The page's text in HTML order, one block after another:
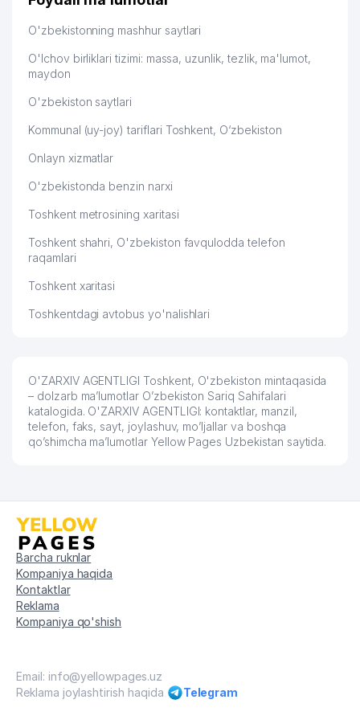
49
KORXONASI
50 ELSIS SAFETY MChJ 713 м
51
XLEBUSHKINA NOMIDAGI 22- chi
MEHRIBONLIK UYI
53
CHILONZOR TUMANI SUDI
NAQQOSHLIK-DIYOR UY-JOY MULK
SHIRKATI
55
DEMOKRATIK PARTIYASI
58
RECCA VAKOLATXONA
VAKOLATXONA
791 м
59
2-CHARХ KAMOLON MAHALLA
QO'MITASI
797 м
61
ATROF MUXITNI MUHOFAZA QILISH
SOHASIDAGI FAOLIYAT
KO'RSATAYOTGAN HODIMLARINI
QAYTA TAYORLASH VA ULARNI
MALAKASINI OSHIRISH MARKAZI
№128
63
MUHOFAZA QILISH ILMIY TADQIQOT
INSTITUTI
O'zbekistonning mashhur saytlari
O'lchov birliklari tizimi: massa, uzunlik, tezlik, ma'lumot,
maydon
O'zbekiston saytlari
Kommunal (uy-joy) tariflari Toshkent, O‘zbekiston
Onlayn xizmatlar
O'zbekistonda benzin narxi
Toshkent metrosining xaritasi
Toshkent shahri, O'zbekiston favqulodda telefon
raqamlari
Toshkent xaritasi
Toshkentdagi avtobus yo'nalishlari
O'ZARXIV AGENTLIGI Toshkent, O'zbekiston mintaqasida
– dolzarb ma’lumotlar O’zbekiston Sariq Sahifalari
katalogida. O'ZARXIV AGENTLIGI: kontaktlar, manzil,
telefon, faks, sayt, joylashuv, mo’ljallar va boshqa
qo’shimcha ma’lumotlar Yellow Pages Uzbekistan saytida.
Barcha ruknlar
Kompaniya haqida
Kontaktlar
Reklama
Kompaniya qo'shish
Email: info@yellowpages.uz
Reklama joylashtirish haqida
Telegram